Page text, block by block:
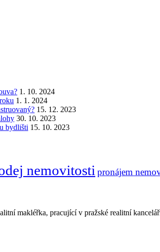
1. 10. 2024
1. 1. 2024
15. 12. 2023
30. 10. 2023
bydlišti 15. 10. 2023
nemovitosti pronájem
makléřka, pracující v pražské realitní